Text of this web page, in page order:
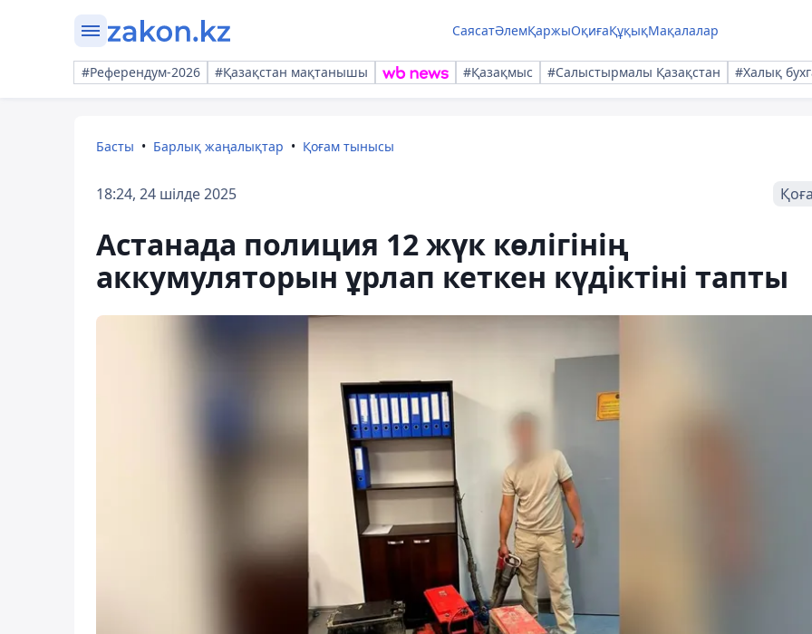
СаясатӘлемҚаржыОқиғаҚұқықМақалалар
#Референдум-2026 #Қазақстан мақтанышы #Қазақмыс #Салыстырмалы Қазақстан #Халық
Басты Барлық жаңалықтар Қоғам тынысы
18:24, 24 шілде 2025
Астанада полиция 12 жүк көлігінің
аккумуляторын ұрлап кеткен күдіктіні тапты